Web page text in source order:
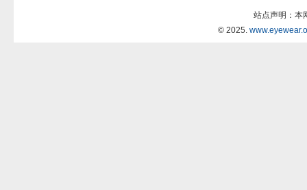
站点声明：本
© 2025.